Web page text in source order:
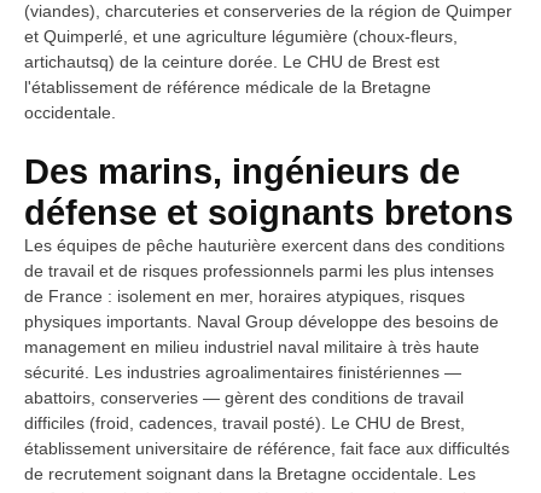
(viandes), charcuteries et conserveries de la région de Quimper
et Quimperlé, et une agriculture légumière (choux-fleurs,
artichautsq) de la ceinture dorée. Le CHU de Brest est
l'établissement de référence médicale de la Bretagne
occidentale.
Des marins, ingénieurs de
défense et soignants bretons
Les équipes de pêche hauturière exercent dans des conditions
de travail et de risques professionnels parmi les plus intenses
de France : isolement en mer, horaires atypiques, risques
physiques importants. Naval Group développe des besoins de
management en milieu industriel naval militaire à très haute
sécurité. Les industries agroalimentaires finistériennes —
abattoirs, conserveries — gèrent des conditions de travail
difficiles (froid, cadences, travail posté). Le CHU de Brest,
établissement universitaire de référence, fait face aux difficultés
de recrutement soignant dans la Bretagne occidentale. Les